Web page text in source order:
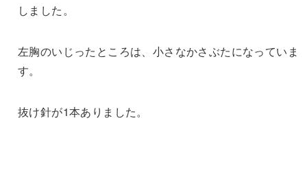
しました。
左胸のいじったところは、小さなかさぶたになっていま
す。
抜け針が1本ありました。